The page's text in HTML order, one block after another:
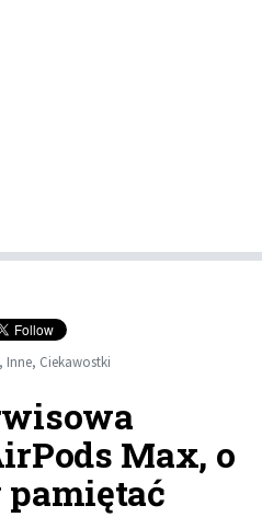
, Inne, Ciekawostki
Max, o